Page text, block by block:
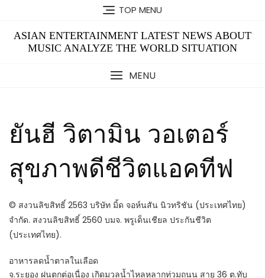
content
TOP MENU
ASIAN ENTERTAINMENT LATEST NEWS ABOUT
MUSIC ANALYZE THE WORLD SITUATION
MENU
ยันฮี วิตามิน วอเตอร์
สุขภาพดีชีวิตแอคทีฟ
© สงวนลิขสิทธิ์ 2563 บริษัท มิ้ด จอห์นสัน นิวทริชัน (ประเทศไทย)
จำกัด. สงวนลิขสิทธิ์ 2560 บมจ. พรูเด็นเชียล ประกันชีวิต
(ประเทศไทย).
อาหารลดน้ำตาลในเลือด
จ.ระยอง ฝนตกต่อเนื่อง เกิดมวลน้ำไหลหลากท่วมถนน สาย 36 ต.ทับ